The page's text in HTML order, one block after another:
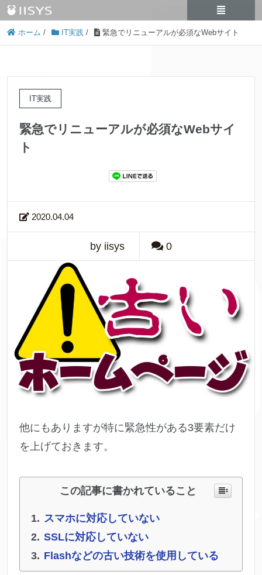
ホーム / IT実践 / 緊急でリニューアルが必須なWebサイト
IT実践
緊急でリニューアルが必須なWebサイ
ト
2020.04.04
by iisys 0
他にもありますが特に緊急性がある3要素だけ
を上げておきます。
この記事に書かれていること
スマホに対応していない
SSLに対応していない
Flashなどの古い技術を使用している